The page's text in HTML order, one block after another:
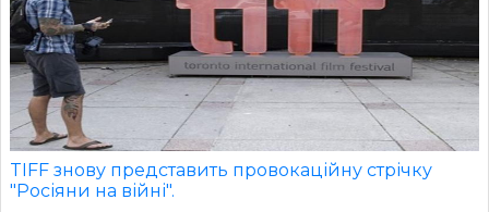
TIFF знову представить провокаційну стрічку
"Росіяни на війні".